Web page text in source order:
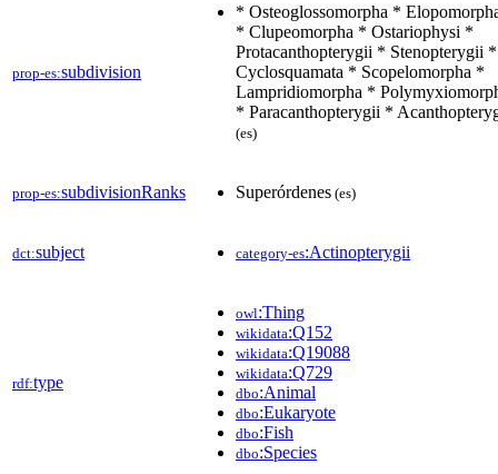
prop-es:subdivision
* Osteoglossomorpha *
* Clupeomorpha * Ostariophysi *
Protacanthopterygii * Stenopterygii *
Cyclosquamata * Scopelomorpha *
Lampridiomorpha *
* Paracanthopterygii *
(es)
prop-es:subdivisionRanks Superórdenes (es)
dct:subject category-es:Actinopterygii
rdf:type
owl:Thing
wikidata:Q152
wikidata:Q19088
wikidata:Q729
dbo:Animal
dbo:Eukaryote
dbo:Fish
dbo:Species